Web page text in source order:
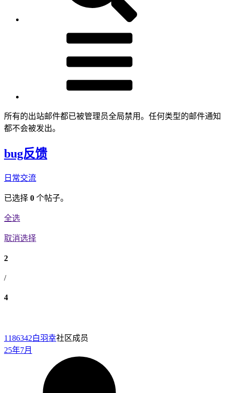
所有的出站邮件都已被管理员全局禁用。任何类型的邮件通知
都不会被发出。
bug反馈
日常交流
已选择 0 个帖子。
全选
取消选择
2
/
4
1186342白羽幸社区成员
25年7月